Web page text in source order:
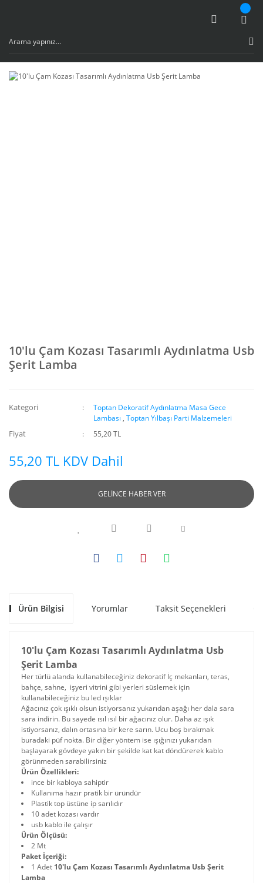
10'lu Çam Kozası Tasarımlı Aydınlatma Usb
Şerit Lamba
Kategori
Toptan Dekoratif Aydınlatma Masa Gece
Lambası ,Toptan Yılbaşı Parti Malzemeleri
Fiyat 55,20 TL
55,20 TL KDV Dahil
GELİNCE HABER VER
Ürün Bilgisi Yorumlar Taksit Seçenekleri
10'lu Çam Kozası Tasarımlı Aydınlatma Usb
Şerit Lamba
Her türlü alanda kullanabileceğiniz dekoratif İç mekanları, teras,
bahçe, sahne, işyeri vitrini gibi yerleri süslemek için
kullanabileceğiniz bu led ışıklar
Ağacınız çok ışıklı olsun istiyorsanız yukarıdan aşağı her dala sara
sara indirin. Bu sayede ısıl ısıl bir ağacınız olur. Daha az ışık
istiyorsanız, dalın ortasına bir kere sarın. Ucu boş bırakmak
buradaki püf nokta. Bir diğer yöntem ise ışığınızı yukarıdan
başlayarak gövdeye yakın bir şekilde kat kat döndürerek kablo
görünmeden sarabilirsiniz
Ürün Özellikleri:
ince bir kabloya sahiptir
Kullanıma hazır pratik bir üründür
Plastik top üstüne ip sarılıdır
10 adet kozası vardır
usb kablo ile çalışır
Ürün Ölçüsü:
2 Mt
Paket İçeriği:
1 Adet 10'lu Çam Kozası Tasarımlı Aydınlatma Usb Şerit
Lamba